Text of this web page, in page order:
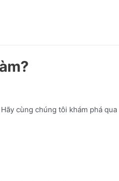
cùng chúng tôi khám phá qua